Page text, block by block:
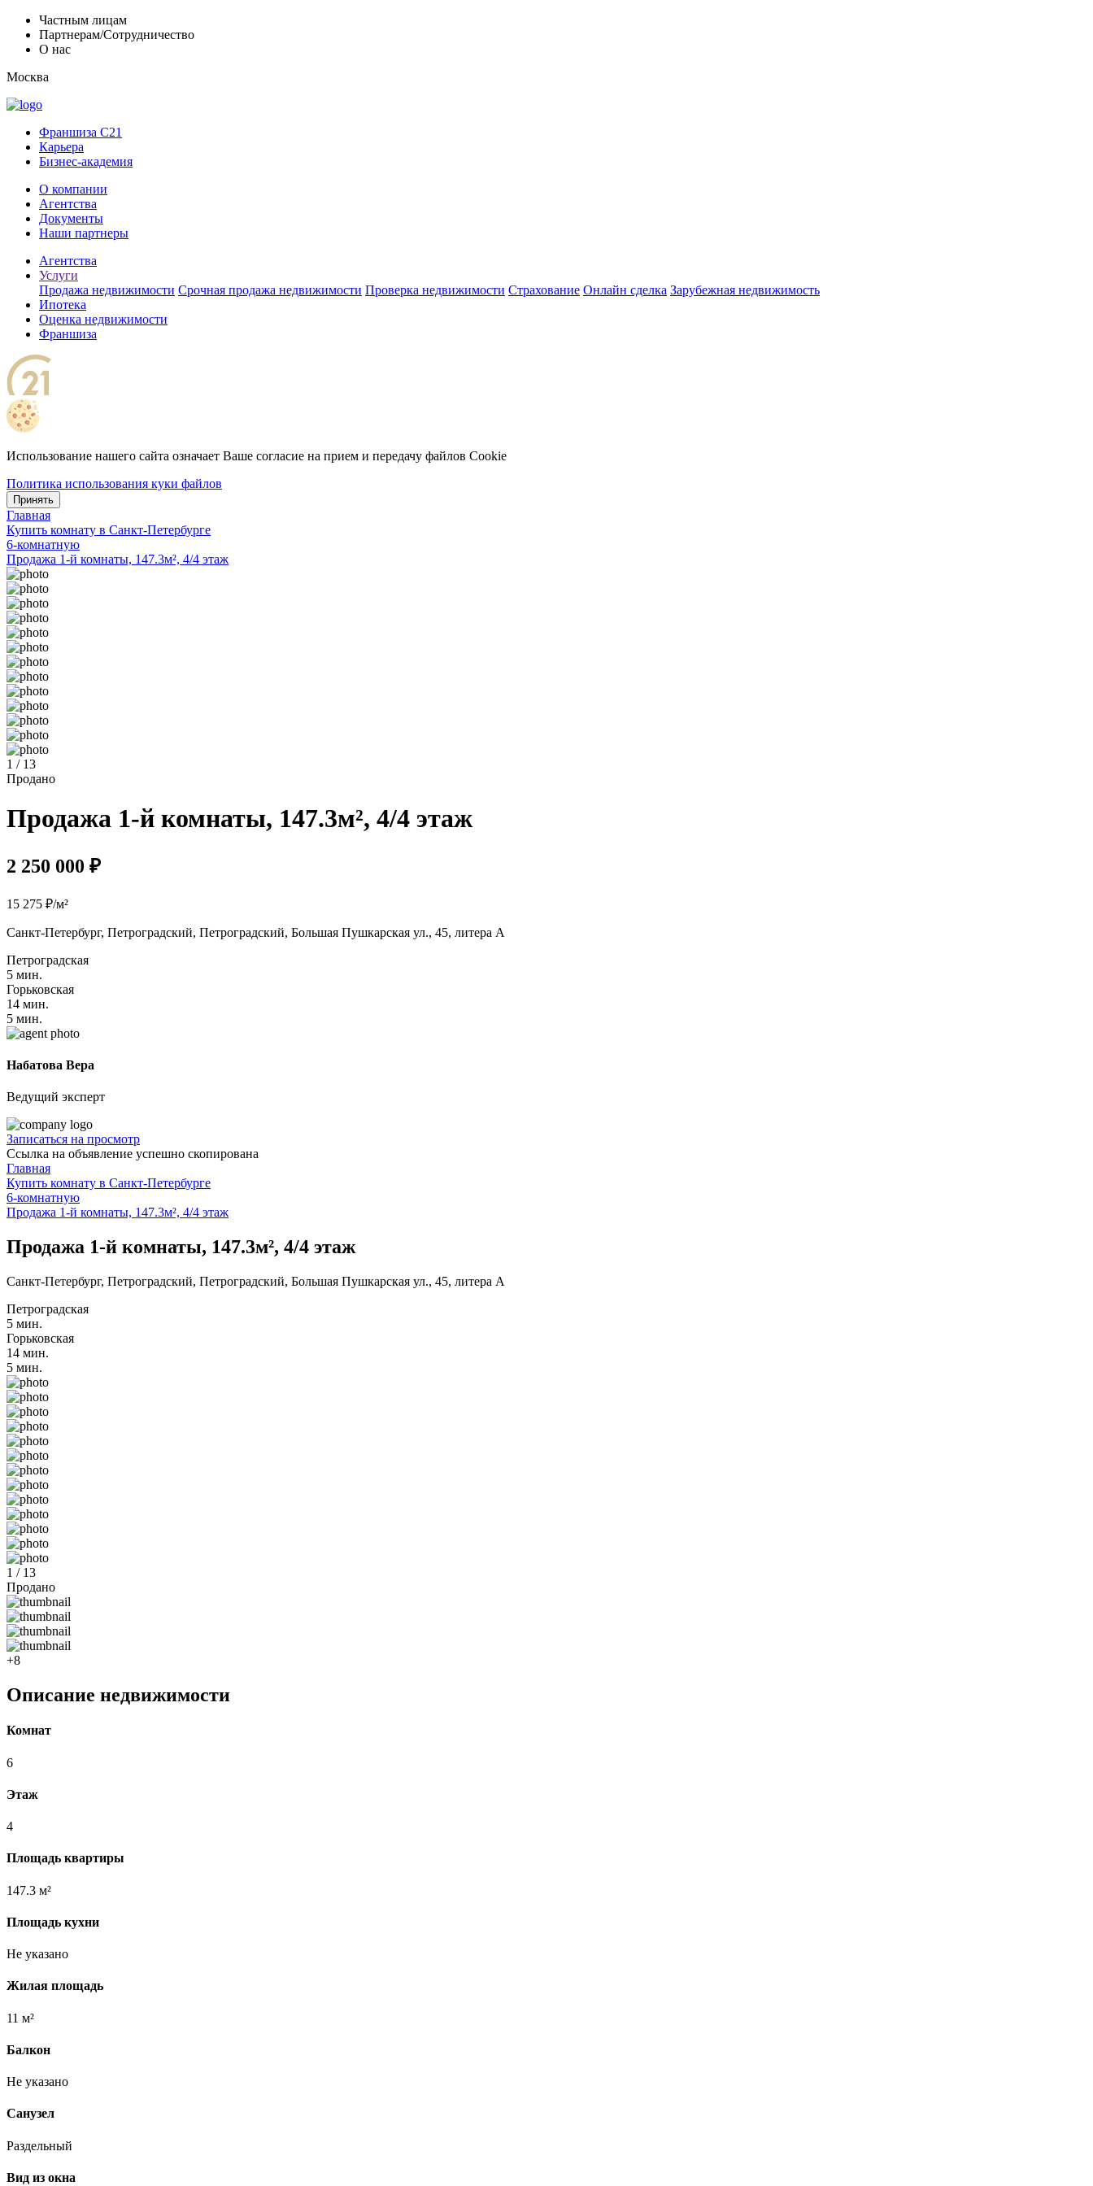
Частным лицам
Партнерам/Сотрудничество
О нас
Москва
Франшиза C21
Карьера
Бизнес-академия
О компании
Агентства
Документы
Наши партнеры
Агентства
Услуги
Продажа недвижимости Срочная продажа недвижимости Проверка недвижимости Страхование Онлайн сделка Зарубежная недвижимость
Ипотека
Оценка недвижимости
Франшиза
Использование нашего сайта означает Ваше согласие на прием и передачу файлов Cookie
Политика использования куки файлов
Принять
Главная
Купить комнату в Санкт-Петербурге
6-комнатную
Продажа 1-й комнаты, 147.3м², 4/4 этаж
1 / 13
Продано
Продажа 1-й комнаты, 147.3м², 4/4 этаж
2 250 000 ₽
15 275 ₽/м²
Санкт-Петербург, Петроградский, Петроградский, Большая Пушкарская ул., 45, литера А
Петроградская
5 мин.
Горьковская
14 мин.
5 мин.
Набатова Вера
Ведущий эксперт
Записаться на просмотр
Ссылка на объявление успешно скопирована
Главная
Купить комнату в Санкт-Петербурге
6-комнатную
Продажа 1-й комнаты, 147.3м², 4/4 этаж
Продажа 1-й комнаты, 147.3м², 4/4 этаж
Санкт-Петербург, Петроградский, Петроградский, Большая Пушкарская ул., 45, литера А
Петроградская
5 мин.
Горьковская
14 мин.
5 мин.
1 / 13
Продано
+8
Описание недвижимости
Комнат
6
Этаж
4
Площадь квартиры
147.3 м²
Площадь кухни
Не указано
Жилая площадь
11 м²
Балкон
Не указано
Санузел
Раздельный
Вид из окна